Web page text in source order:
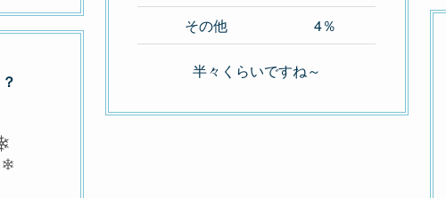
その他
4％
半々くらいですね～